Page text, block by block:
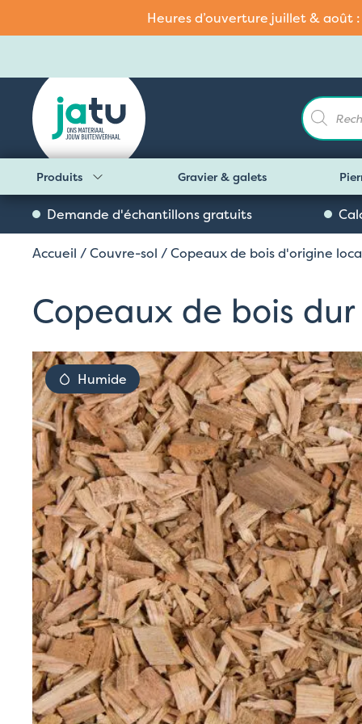
Heures d’ouverture juillet & août
de
produits
Produits Gravier & galets
Demande d'échantillons gratuits
Accueil /Couvre-sol /Copeaux de bois d'origine
Copeaux de bois
Humide